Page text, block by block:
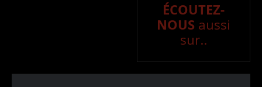
ÉCOUTEZ-
NOUS aussi
sur..